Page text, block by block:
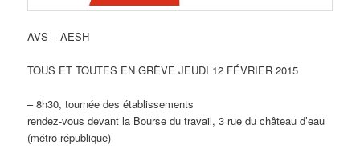
AVS – AESH
TOUS ET TOUTES EN GRÈVE JEUDI 12 FÉVRIER 2015
– 8h30, tournée des établissements
rendez-vous devant la Bourse du travail, 3 rue du château d’eau
(métro république)